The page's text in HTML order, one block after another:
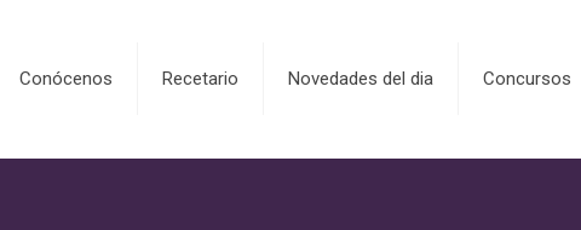
Conócenos Recetario Novedades del dia Concursos